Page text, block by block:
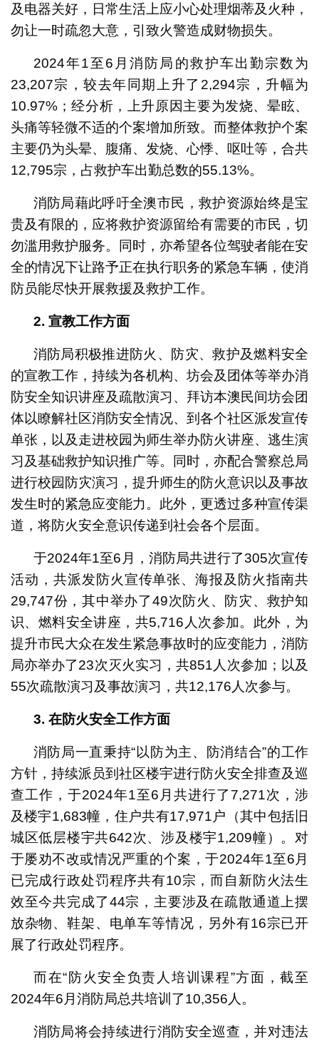
及电器关好，日常生活上应小心处理烟蒂及火种，
勿让一时疏忽大意，引致火警造成财物损失。
2024年1至6月消防局的救护车出勤宗数为
23,207宗，较去年同期上升了2,294宗，升幅为
10.97%；经分析，上升原因主要为发烧、晕眩、
头痛等轻微不适的个案增加所致。而整体救护个案
主要仍为头晕、腹痛、发烧、心悸、呕吐等，合共
12,795宗，占救护车出勤总数的55.13%。
消防局藉此呼吁全澳市民，救护资源始终是宝
贵及有限的，应将救护资源留给有需要的市民，切
勿滥用救护服务。同时，亦希望各位驾驶者能在安
全的情况下让路予正在执行职务的紧急车辆，使消
防员能尽快开展救援及救护工作。
2. 宣教工作方面
消防局积极推进防火、防灾、救护及燃料安全
的宣教工作，持续为各机构、坊会及团体等举办消
防安全知识讲座及疏散演习、拜访本澳民间坊会团
体以瞭解社区消防安全情况、到各个社区派发宣传
单张，以及走进校园为师生举办防火讲座、逃生演
习及基础救护知识推广等。同时，亦配合警察总局
进行校园防灾演习，提升师生的防火意识以及事故
发生时的紧急应变能力。此外，更透过多种宣传渠
道，将防火安全意识传递到社会各个层面。
于2024年1至6月，消防局共进行了305次宣传
活动，共派发防火宣传单张、海报及防火指南共
29,747份，其中举办了49次防火、防灾、救护知
识、燃料安全讲座，共5,716人次参加。此外，为
提升市民大众在发生紧急事故时的应变能力，消防
局亦举办了23次灭火实习，共851人次参加；以及
55次疏散演习及事故演习，共12,176人次参与。
3. 在防火安全工作方面
消防局一直秉持“以防为主、防消结合”的工作
方针，持续派员到社区楼宇进行防火安全排查及巡
查工作，于2024年1至6月共进行了7,271次，涉
及楼宇1,683幢，住户共有17,971户（其中包括旧
城区低层楼宇共642次、涉及楼宇1,209幢）。对
于屡劝不改或情况严重的个案，于2024年1至6月
已完成行政处罚程序共有10宗，而自新防火法生
效至今共完成了44宗，主要涉及在疏散通道上摆
放杂物、鞋架、电单车等情况，另外有16宗已开
展了行政处罚程序。
而在“防火安全负责人培训课程”方面，截至
2024年6月消防局总共培训了10,356人。
消防局将会持续进行消防安全巡查，并对违法